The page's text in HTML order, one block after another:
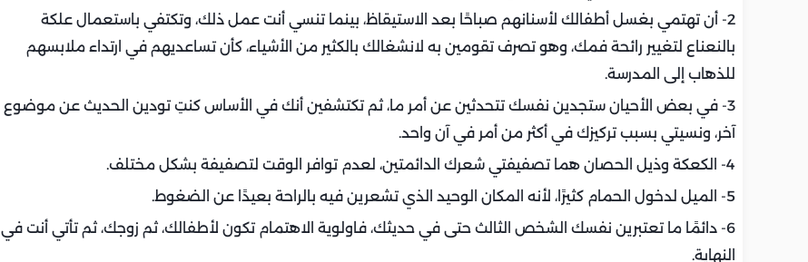
2- أن تهتمي بغسل أطفالك لأسنانهم صباحًا بعد الاستيقاظ، بينما تنسي أنت عمل ذلك، وتكتفي باستعمال علكة
بالنعناع لتغيير رائحة فمك، وهو تصرف تقومين به لانشغالك بالكثير من الأشياء، كأن تساعديهم في ارتداء ملابسهم
للذهاب إلى المدرسة.
3- في بعض الأحيان ستجدين نفسك تتحدثين عن أمر ما، ثم تكتشفين أنك في الأساس كنتِ تودين الحديث عن موضوع
آخر، ونسيتي بسبب تركيزك في أكثر من أمر في آن واحد.
4- الكعكة وذيل الحصان هما تصفيفتي شعرك الدائمتين، لعدم توافر الوقت لتصفيفة بشكل مختلف.
5- الميل لدخول الحمام كثيرًا، لأنه المكان الوحيد الذي تشعرين فيه بالراحة بعيدًا عن الضغوط.
6- دائمًا ما تعتبرين نفسك الشخص الثالث حتى في حديثك، فاولوية الاهتمام تكون لأطفالك، ثم زوجك، ثم تأتي أنت في
النهاية.